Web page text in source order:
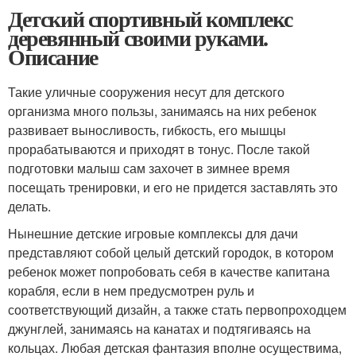
Детский спортивный комплекс
деревянный своими руками.
Описание
Такие уличные сооружения несут для детского
организма много пользы, занимаясь на них ребенок
развивает выносливость, гибкость, его мышцы
прорабатываются и приходят в тонус. После такой
подготовки малыш сам захочет в зимнее время
посещать тренировки, и его не придется заставлять это
делать.
Нынешние детские игровые комплексы для дачи
представляют собой целый детский городок, в котором
ребенок может попробовать себя в качестве капитана
корабля, если в нем предусмотрен руль и
соответствующий дизайн, а также стать первопроходцем
джунглей, занимаясь на канатах и подтягиваясь на
кольцах. Любая детская фантазия вполне осуществима,